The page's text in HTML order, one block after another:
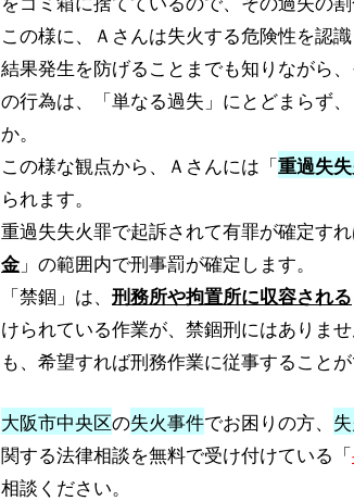
この様に、Ａさんは失火する危険性を認
結果発生を防げることまでも知りながら
の行為は、「単なる過失」にとどまらず
か。
この様な観点から、Ａさんには「重過失
られます。
重過失失火罪で起訴されて有罪が確定す
金 」の範囲内で刑事罰が確定します。
「禁錮」は、 刑務所や拘置所に収容される
けられている作業が、禁錮刑にはありま
も、希望すれば刑務作業に従事することが
大阪市中央区の失火事件でお困りの方、
関する法律相談を無料で受け付けている「
相談ください。